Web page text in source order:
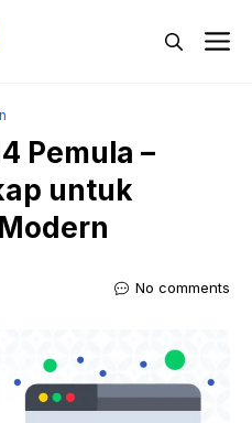
Pemula –
untuk
No comments